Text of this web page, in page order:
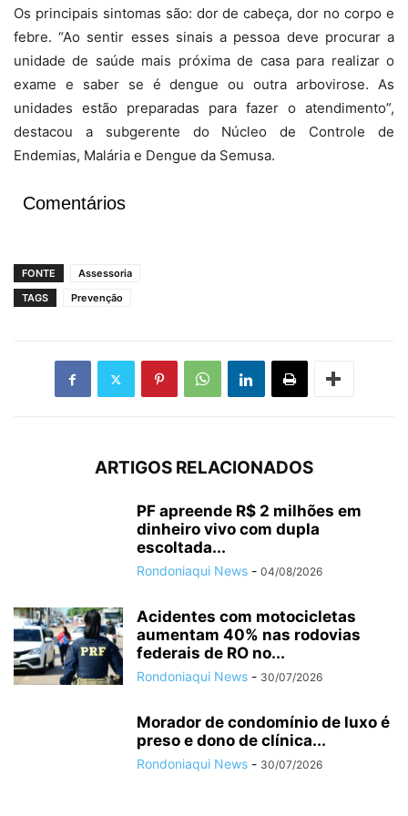
Os principais sintomas são: dor de cabeça, dor no corpo e
febre. “Ao sentir esses sinais a pessoa deve procurar a
unidade de saúde mais próxima de casa para realizar o
exame e saber se é dengue ou outra arbovirose. As
unidades estão preparadas para fazer o atendimento”,
destacou a subgerente do Núcleo de Controle de
Endemias, Malária e Dengue da Semusa.
Comentários
FONTE
Assessoria
TAGS
Prevenção
ARTIGOS RELACIONADOS
PF apreende R$ 2 milhões em
dinheiro vivo com dupla
escoltada...
Rondoniaqui News - 04/08/2026
Acidentes com motocicletas
aumentam 40% nas rodovias
federais de RO no...
Rondoniaqui News - 30/07/2026
Morador de condomínio de luxo é
preso e dono de clínica...
Rondoniaqui News - 30/07/2026